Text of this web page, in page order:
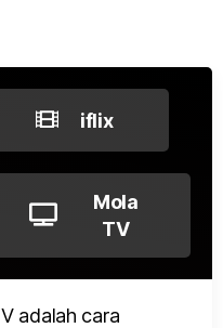
iflix
Mola
TV
adalah cara